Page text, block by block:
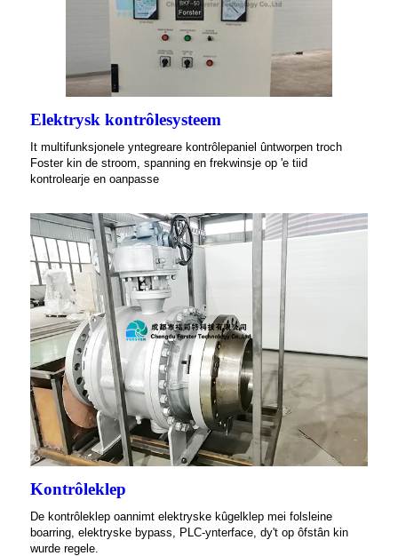
Elektrysk kontrôlesysteem
It multifunksjonele yntegreare kontrôlepaniel ûntworpen troch
Foster kin de stroom, spanning en frekwinsje op 'e tiid
kontrolearje en oanpasse
Kontrôleklep
De kontrôleklep oannimt elektryske kûgelklep mei folsleine
boarring, elektryske bypass, PLC-ynterface, dy't op ôfstân kin
wurde regele.